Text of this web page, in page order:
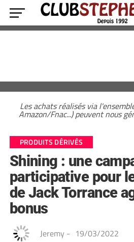
Les achats réalisés via
Amazon/Fnac...) peuvent nous
PRODUITS DÉRIVÉS
Shining : une
participative pour
de Jack Torrance
bonus
Jeremy - 19/03/2022